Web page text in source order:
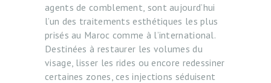
agents de comblement, sont aujourd’hui
l’un des traitements esthétiques les plus
prisés au Maroc comme à l’international.
Destinées à restaurer les volumes du
visage, lisser les rides ou encore redessiner
certaines zones, ces injections séduisent